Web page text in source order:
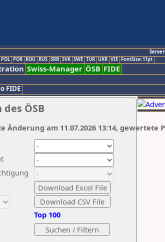
POL POR ROU RUS SRB SVK SWE TUR UKR VIE FontSize:11pt
Swiss-Manager ÖSB FIDE
FIDE
ÖSB
Top 100
Änderung am 11.07.2026 13:14, gewertete